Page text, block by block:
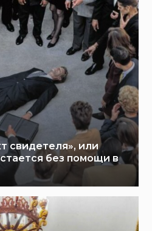
свидетеля», или
без помощи в